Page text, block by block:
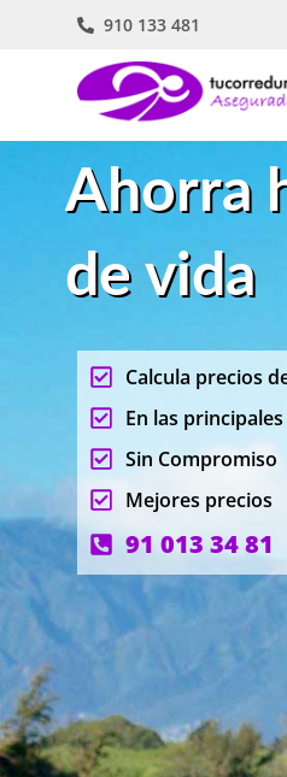
910 133 481
Ahorra
de vida
Calcula precios
En las
Sin Compromiso
Mejores precios
91 013 34 81